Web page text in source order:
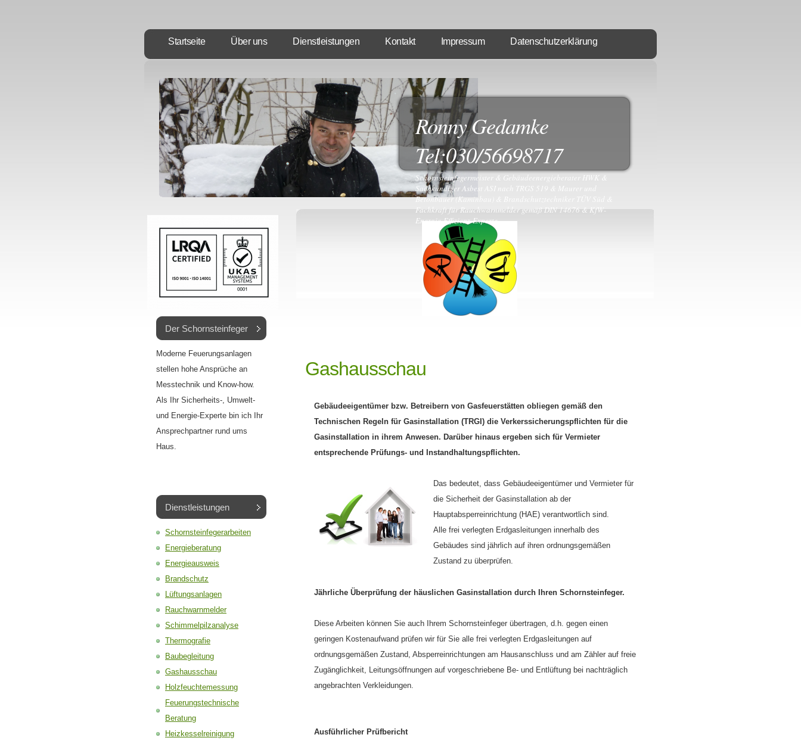
Startseite Über uns Dienstleistungen Kontakt Impressum Datenschutzerklärung
Ronny Gedamke
Tel:030/56698717
Schornsteinfegermeister & Gebäudeenergieberater HWK &
Sachkundiger Asbest ASI nach TRGS 519 & Maurer und
Betonbauer (Kaminbau) & Brandschutztechniker TÜV Süd &
Fachkraft für Rauchwarnmelder gemäß DIN 14676 & KfW-
Energie-Effizienz-Experte
Gashausschau
Gebäudeeigentümer bzw. Betreibern von Gasfeuerstätten obliegen gemäß den
Technischen Regeln für Gasinstallation (TRGI) die Verkerssicherungspflichten für die
Gasinstallation in ihrem Anwesen. Darüber hinaus ergeben sich für Vermieter
entsprechende Prüfungs- und Instandhaltungspflichten.
Das bedeutet, dass Gebäudeeigentümer und Vermieter für
die Sicherheit der Gasinstallation ab der
Hauptabsperreinrichtung (HAE) verantwortlich sind.
Alle frei verlegten Erdgasleitungen innerhalb des
Gebäudes sind jährlich auf ihren ordnungsgemäßen
Zustand zu überprüfen.
Jährliche Überprüfung der häuslichen Gasinstallation durch Ihren Schornsteinfeger.
Diese Arbeiten können Sie auch Ihrem Schornsteinfeger übertragen, d.h. gegen einen
geringen Kostenaufwand prüfen wir für Sie alle frei verlegten Erdgasleitungen auf
ordnungsgemäßen Zustand, Absperreinrichtungen am Hausanschluss und am Zähler auf freie
Zugänglichkeit, Leitungsöffnungen auf vorgeschriebene Be- und Entlüftung bei nachträglich
angebrachten Verkleidungen.
Ausführlicher Prüfbericht
Der Schornsteinfeger
Moderne Feuerungsanlagen
stellen hohe Ansprüche an
Messtechnik und Know-how.
Als Ihr Sicherheits-, Umwelt-
und Energie-Experte bin ich Ihr
Ansprechpartner rund ums
Haus.
Dienstleistungen
Schornsteinfegerarbeiten
Energieberatung
Energieausweis
Brandschutz
Lüftungsanlagen
Rauchwarnmelder
Schimmelpilzanalyse
Thermografie
Baubegleitung
Gashausschau
Holzfeuchtemessung
Feuerungstechnische
Beratung
Heizkesselreinigung